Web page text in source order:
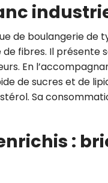
de boulangerie de
fibres. Il présente
En
de sucres et de
Sa
: